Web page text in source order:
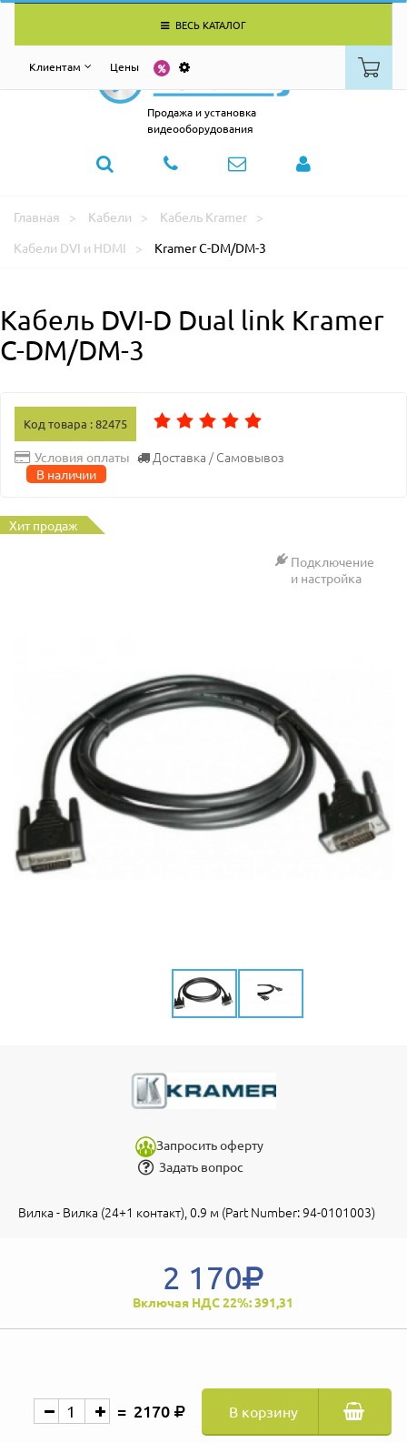
ВЕСЬ КАТАЛОГ
Клиентам Цены
Продажа и установка
видеооборудования
Главная Кабели
Кабель Kramer
Кабели DVI и HDMI
Kramer C-DM/DM-3
Кабель DVI-D Dual link Kramer
C-DM/DM-3
Код товара : 82475
Условия оплаты Доставка / Самовывоз
В наличии
Хит продаж
Подключение
и настройка
Запросить оферту
Задать вопрос
Вилка - Вилка (24+1 контакт), 0.9 м (Part Number: 94-0101003)
2 170
Включая НДС 22%: 391,31
2170 В корзину